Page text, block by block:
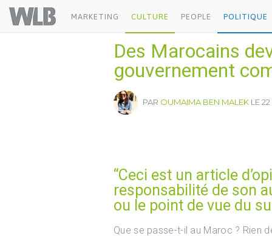
Welovebuzz
MARKETING CULTURE PEOPLE POLITIQUE
Des Marocains
gouvernement
PAR OUMAIMA BEN MALEK LE
“Ceci est un article
responsabilité de son
ou le point de vue du
Que se passe-t-il au Maroc ? Rien